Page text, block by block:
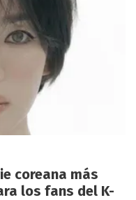
coreana más
los fans del K-